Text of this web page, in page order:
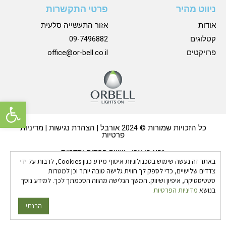
פתח
באתר זה נעשה שימוש בטכנולוגיות איסוף מידע כגון Cookies, לרבות על ידי
צדדים שלישיים, כדי לספק לך חווית גלישה טובה יותר וכן למטרות
סטטיסטיקה, איפיון ושיווק. המשך הגלישה מהווה הסכמתך לכך. למידע נוסך
בנושא מדיניות הפרטיות
הבנתי
ניווט מהיר
אודות
קטלוגים
פרויקטים
פרטי התקשרות
אזור התעשייה סלעית
09-7496882
office@or-bell.co.il
כל הזכויות שמורות © 2024 אורבל | הצהרת נגישות |מדיניות
פרטיות
גבע בן ארי - שיווק פרסום ותדמית